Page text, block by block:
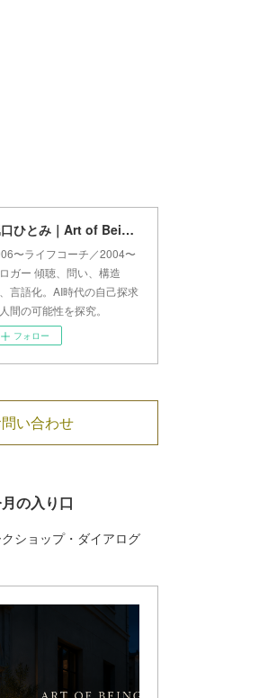
堀口ひとみ｜Art of Being Lab
〜ライフコーチ／2004〜
ガー 傾聴、問い、構造
言語化。AI時代の自己探求
間の可能性を探究。
フォロー
い合わせ
の入り口
ショップ・ダイアログ